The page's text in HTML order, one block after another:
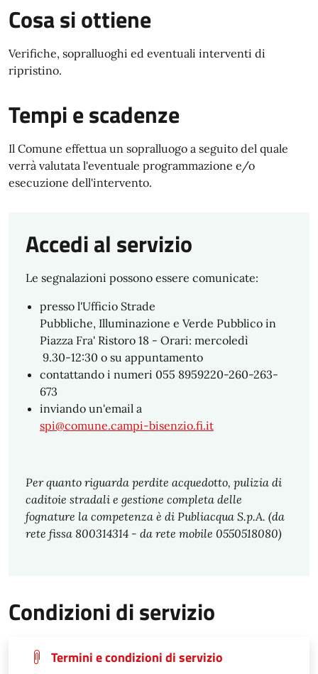
Cosa si ottiene
Verifiche, sopralluoghi ed eventuali interventi di
ripristino.
Tempi e scadenze
Il Comune effettua un sopralluogo a seguito del quale
verrà valutata l'eventuale programmazione e/o
esecuzione dell'intervento.
Accedi al servizio
Le segnalazioni possono essere comunicate:
presso l'Ufficio Strade
Pubbliche, Illuminazione e Verde Pubblico in
Piazza Fra' Ristoro 18 - Orari: mercoledì
9.30-12:30 o su appuntamento
contattando i numeri 055 8959220-260-263-
673
inviando un'email a
spi@comune.campi-bisenzio.fi.it
Per quanto riguarda perdite acquedotto, pulizia di
caditoie stradali e gestione completa delle
fognature la competenza è di Publiacqua S.p.A. (da
rete fissa 800314314 - da rete mobile 0550518080)
Condizioni di servizio
Termini e condizioni di servizio